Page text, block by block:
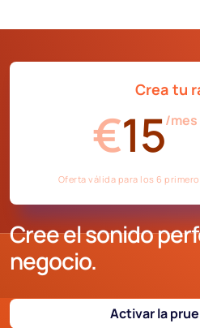
Cree el sonido
negocio.
Activar la
Crea tu
€15/mes
Oferta válida para los 6